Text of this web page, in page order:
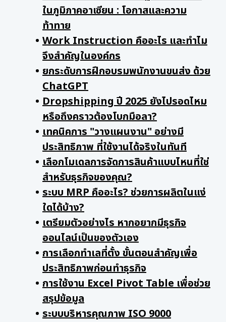
ในภูมิภาคอาเซียน : โอกาสและความ
ท้าทาย
Work Instruction คืออะไร และทำไม
จึงสำคัญในองค์กร
ยกระดับการฝึกอบรมพนักงานขนส่ง ด้วย
ChatGPT
Dropshipping ปี 2025 ยังไปรอดไหม
หรือถึงคราวต้องโบกมือลา?
เทคนิคการ "วางแผนงาน" อย่างมี
ประสิทธิภาพ ที่ใช้งานได้จริงในทันที
เลือกโมเดลการจัดการสินค้าแบบไหนที่ใช่
สำหรับธุรกิจของคุณ?
ระบบ MRP คืออะไร? ช่วยการผลิตในแง่
ใดได้บ้าง?
เตรียมตัวอย่างไร หากอยากมีธุรกิจ
ออนไลน์เป็นของตัวเอง
การเลือกทำเลที่ตั้ง ขั้นตอนสำคัญเพื่อ
ประสิทธิภาพก่อนทำธุรกิจ
การใช้งาน Excel Pivot Table เพื่อช่วย
สรุปข้อมูล
ระบบบริหารคุณภาพ ISO 9000